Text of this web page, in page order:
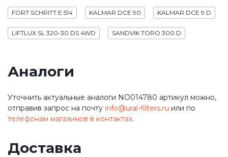
FORT SCHRITT E 514 KALMAR DCE 90 KALMAR DCE 9 D
LIFTLUX SL 320-30 DS 4WD SANDVIK TORO 300 D
Аналоги
Уточнить актуальные аналоги NO014780 артикул можно,
отправив запрос на почту info@ural-filters.ru или по
телефонам магазинов в контактах.
Доставка